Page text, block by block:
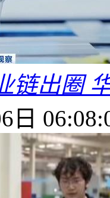
链出圈
日